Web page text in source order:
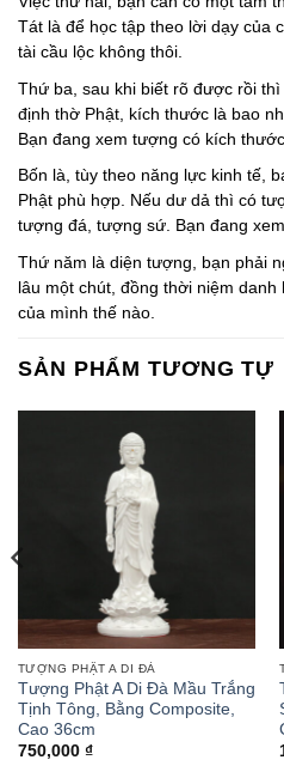
Tát là để học tập theo lời dạy của
tài cầu lộc không thôi.
Thứ ba, sau khi biết rõ được rồi
định thờ Phật, kích thước là bao
Bạn đang xem tượng có kích
Bốn là, tùy theo năng lực kinh tế,
Phật phù hợp. Nếu dư dả thì có
tượng đá, tượng sứ. Bạn đang
Thứ năm là diện tượng, bạn phải
lâu một chút, đồng thời niệm
của mình thế nào.
SẢN PHẨM TƯƠNG TỰ
TƯỢNG PHẬT A DI ĐÀ
Tượng Phật A Di Đà Mầu Trắng
Tịnh Tông, Bằng Composite,
Cao 36cm
750,000 ₫